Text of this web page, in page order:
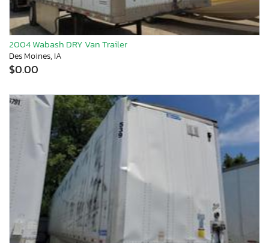
2004 Wabash DRY Van Trailer
Des Moines, IA
$0.00